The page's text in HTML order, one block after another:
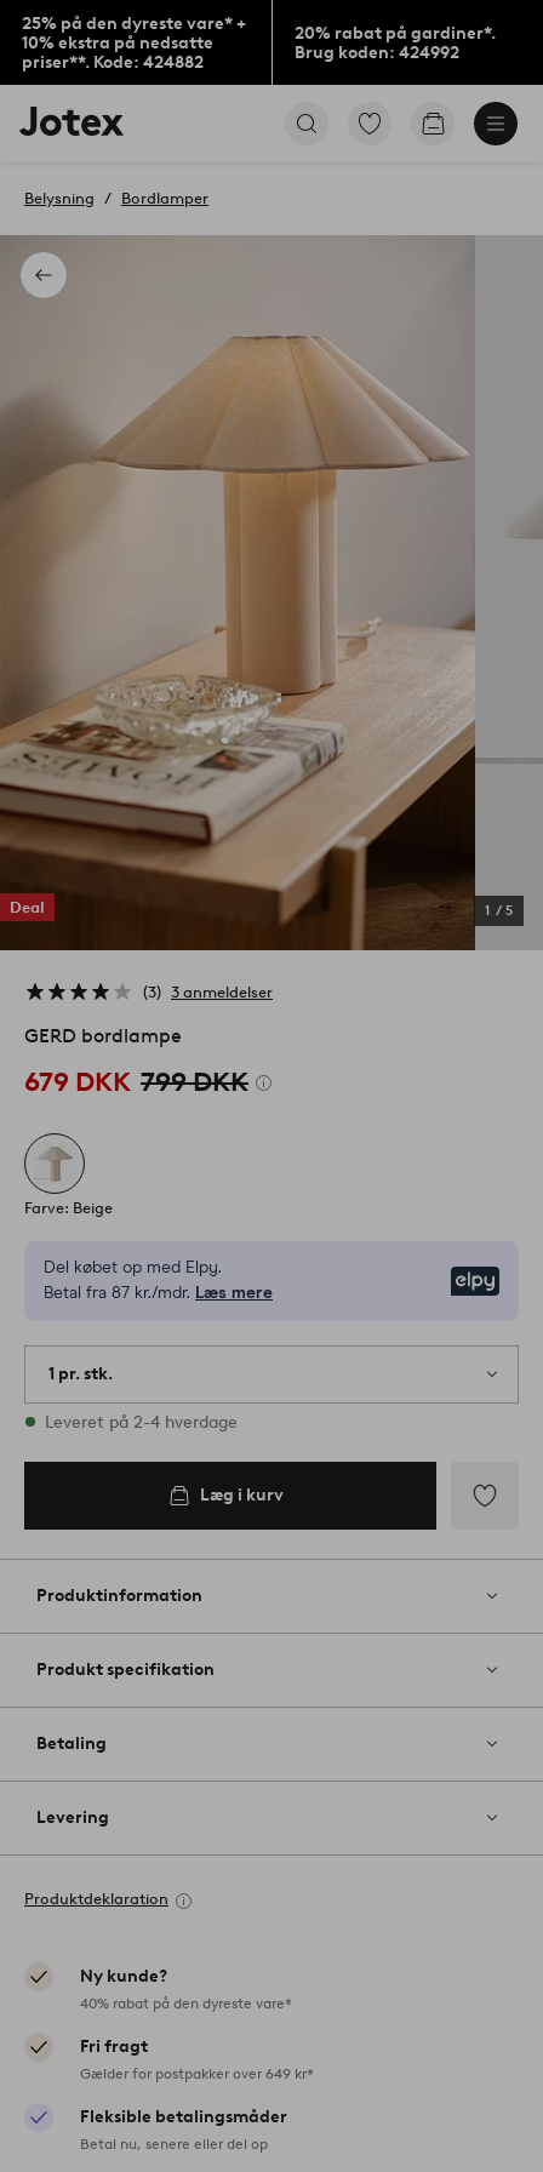
25% på den dyreste vare* +
10% ekstra på nedsatte
priser**. Kode: 424882
20% rabat på gardiner*.
Brug koden: 424992
Jotex
logo
til
Gå
Gå
Tilbage
Belysning Bordlamper
Deal 1 / 5
3 3 anmeldelser
GERD bordlampe
679 DKK 799 DKK
Farve: Beige
Del købet op med Elpy.
Betal fra 87 kr./mdr. Læs mere
1 pr. stk.
På lager
Leveret på 2-4 hverdage
Læg i kurv
til
Produktinformation
Produkt specifikation
Betaling
Levering
Produktdeklaration
Ny kunde?
40% rabat på den dyreste vare*
Fri fragt
Gælder for postpakker over 649 kr*
Fleksible betalingsmåder
Betal nu, senere eller del op